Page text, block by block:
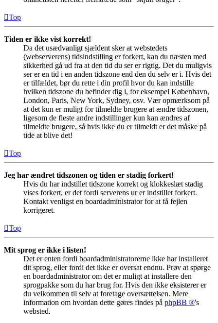
Top
Tiden er ikke vist korrekt!
Da det usædvanligt sjældent sker at webstedets
(webserverens) tidsindstilling er forkert, kan du næsten med
sikkerhed gå ud fra at den tid du ser er rigtig. Det du muligvis
ser er en tid i en anden tidszone end den du selv er i. Hvis det
er tilfældet, bør du rette i din profil hvor du kan indstille
hvilken tidszone du befinder dig i, for eksempel København,
London, Paris, New York, Sydney, osv. Vær opmærksom på
at det kun er muligt for tilmeldte brugere at ændre tidszonen,
ligesom de fleste andre indstillinger kun kan ændres af
tilmeldte brugere, så hvis ikke du er tilmeldt er det måske på
tide at blive det!
Top
Jeg har ændret tidszonen og tiden er stadig forkert!
Hvis du har indstillet tidszone korrekt og klokkeslæt stadig
vises forkert, er det fordi serverens ur er indstillet forkert.
Kontakt venligst en boardadministrator for at få fejlen
korrigeret.
Top
Mit sprog er ikke i listen!
Det er enten fordi boardadministratorerne ikke har installeret
dit sprog, eller fordi det ikke er oversat endnu. Prøv at spørge
en boardadministrator om det er muligt at installere den
sprogpakke som du har brug for. Hvis den ikke eksisterer er
du velkommen til selv at foretage oversættelsen. Mere
information om hvordan dette gøres findes på phpBB ®'s
websted.